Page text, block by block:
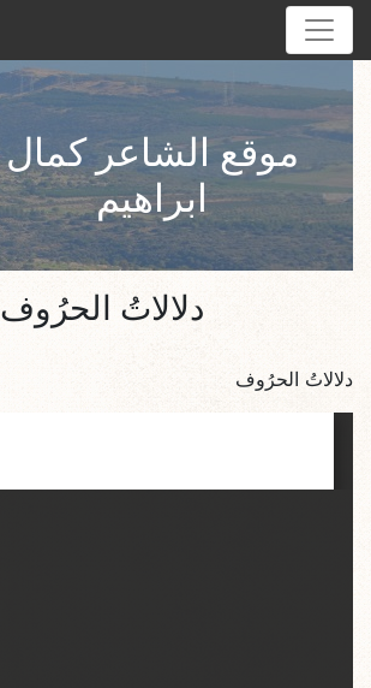
موقع الشاعر كمال
ابراهيم
دلالاتُ الحرُوف
دلالاتُ الحرُوف